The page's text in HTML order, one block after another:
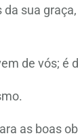
sua
de vós; é
as boas